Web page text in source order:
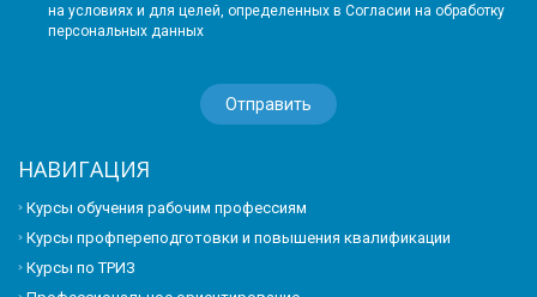
на условиях и для целей, определенных в Согласии на обработку
персональных данных
НАВИГАЦИЯ
Курсы обучения рабочим профессиям
Курсы профпереподготовки и повышения квалификации
Курсы по ТРИЗ